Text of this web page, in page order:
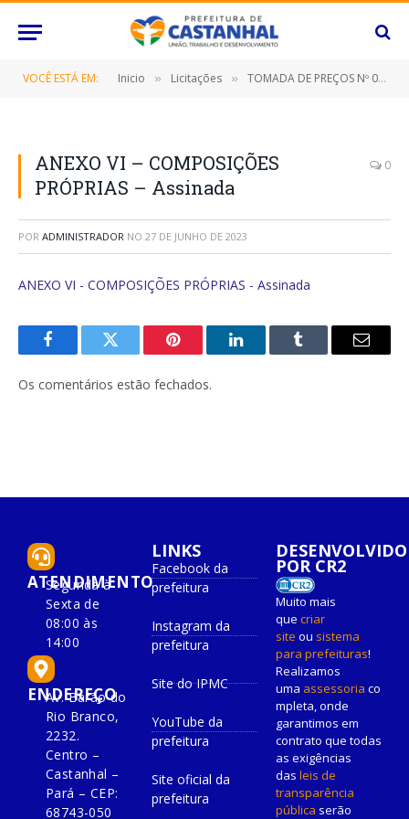
VOCÊ ESTÁ EM: Inicio » Licitações » TOMADA DE PREÇOS Nº 004/2023 (Contratação de empresa especializada para construção da Creche Carrossel neste Município de Castanhal/Pará)
ANEXO VI – COMPOSIÇÕES
PRÓPRIAS – Assinada
0
POR ADMINISTRADOR NO 27 DE JUNHO DE 2023
ANEXO VI - COMPOSIÇÕES PRÓPRIAS - Assinada
FacebookTwitter Pinterest O
Tumblr
E-
Os comentários estão fechados.
ATENDIMENTO
Segunda à
Sexta de
08:00 às
14:00
ENDEREÇO
Av. Barão do
Rio Branco,
2232.
Centro –
Castanhal –
Pará – CEP:
68743-050
LINKS
Facebook da
prefeitura
Instagram da
prefeitura
Site do IPMC
YouTube da
prefeitura
Site oficial da
prefeitura
DESENVOLVIDO
POR CR2
Muito mais
que criar
site ou sistema
para prefeituras!
Realizamos
uma assessoria co
mpleta, onde
garantimos em
contrato que todas
as exigências
das leis de
transparência
pública serão